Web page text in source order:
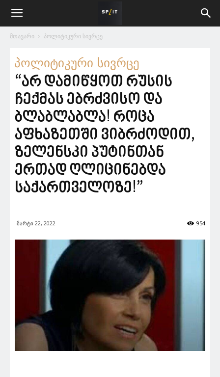
მთავარი პოლიტიკური სივრცე
პოლიტიკური სივრცე
“არ დამიწყოთ რუსის
ჩექმას ებრძვისო და
ბლაბლაბლა! როცა
აფხაზეთში ვიბრძოდით,
ზელენსკი პუტინთან
ერთად ღლიცინებდა
საქართველოზე!”
მარტი 22, 2022 954